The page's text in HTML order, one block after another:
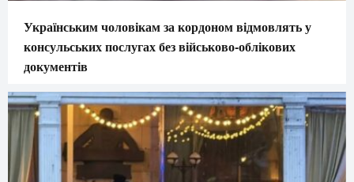
Українським чоловікам за кордоном відмовлять у
консульських послугах без військово-облікових
документів